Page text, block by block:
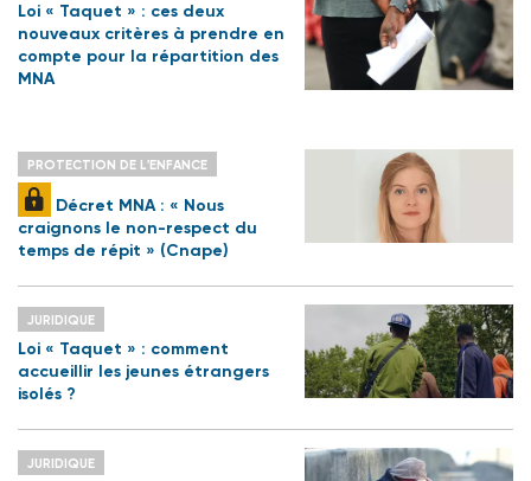
Loi « Taquet » : ces deux
nouveaux critères à prendre en
compte pour la répartition des
MNA
PROTECTION DE L'ENFANCE
Décret MNA : « Nous
craignons le non-respect du
temps de répit » (Cnape)
JURIDIQUE
Loi « Taquet » : comment
accueillir les jeunes étrangers
isolés ?
JURIDIQUE